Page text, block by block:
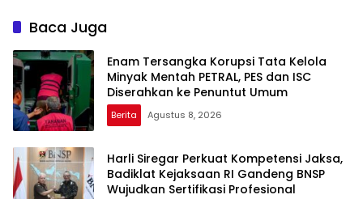
MENJAGA STABILITAS
NASIONAL
Baca Juga
Enam Tersangka Korupsi Tata Kelola
Minyak Mentah PETRAL, PES dan ISC
Diserahkan ke Penuntut Umum
Berita Agustus 8, 2026
Harli Siregar Perkuat Kompetensi Jaksa,
Badiklat Kejaksaan RI Gandeng BNSP
Wujudkan Sertifikasi Profesional